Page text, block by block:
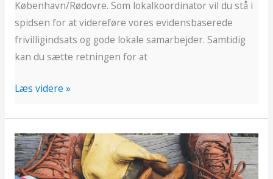
København/Rødovre. Som lokalkoordinator vil du stå i
spidsen for at videreføre vores evidensbaserede
frivilligindsats og gode lokale samarbejder. Samtidig
kan du sætte retningen for at
Læs videre »
Stillingsopslag:
Vil
du